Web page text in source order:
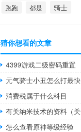
跑跑 都是 骑士
猜你想看的文章
4399游戏二级密码重置
元气骑士小丑怎么打最快
消费税属于什么科目
怎么查看原神等级经验